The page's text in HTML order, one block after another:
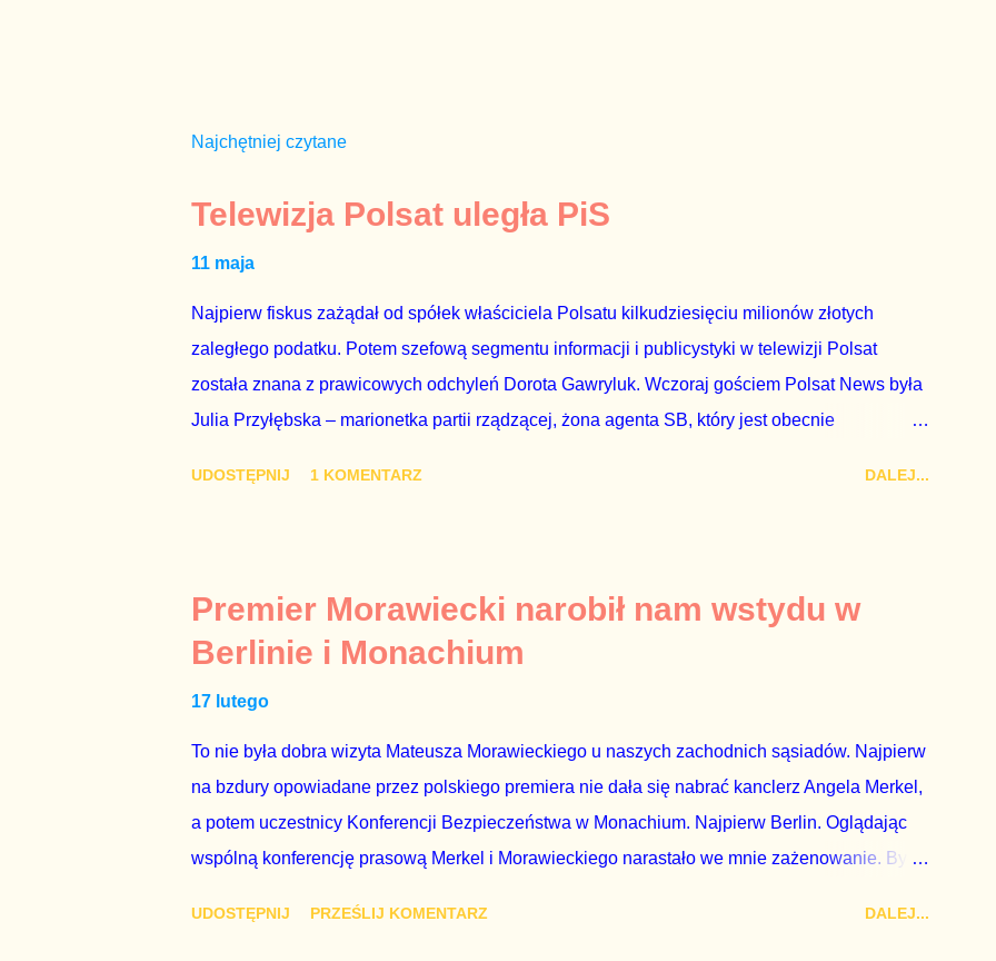
Najchętniej czytane
Telewizja Polsat uległa PiS
11 maja
Najpierw fiskus zażądał od spółek właściciela Polsatu kilkudziesięciu milionów złotych
zaległego podatku. Potem szefową segmentu informacji i publicystyki w telewizji Polsat
została znana z prawicowych odchyleń Dorota Gawryluk. Wczoraj gościem Polsat News była
Julia Przyłębska – marionetka partii rządzącej, żona agenta SB, który jest obecnie
z TVP i TVN nie dorastają do pięt. Smutne, że znowu dał się złamać partii Jarosława
Kaczyńskiego. Znowu, bo w 2007 roku też tak się stało. Na kilka tygodni przed
przedterminowymi wyborami parlamentarnymi do biur Solorza politycy PiS wysłali Agencję
Bezpieczeństwa Wewnętrznego, a kilka dni później...
UDOSTĘPNIJ 1 KOMENTARZ DALEJ...
Premier Morawiecki narobił nam wstydu w
Berlinie i Monachium
17 lutego
To nie była dobra wizyta Mateusza Morawieckiego u naszych zachodnich sąsiadów. Najpierw
na bzdury opowiadane przez polskiego premiera nie dała się nabrać kanclerz Angela Merkel,
a potem uczestnicy Konferencji Bezpieczeństwa w Monachium. Najpierw Berlin. Oglądając
wspólną konferencję prasową Merkel i Morawieckiego narastało we mnie zażenowanie. Było
UDOSTĘPNIJ PRZEŚLIJ KOMENTARZ DALEJ...